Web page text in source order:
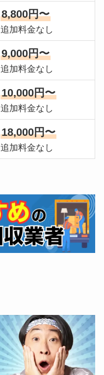
8,800円〜
追加料金なし
9,000円〜
追加料金なし
10,000円〜
追加料金なし
18,000円〜
追加料金なし